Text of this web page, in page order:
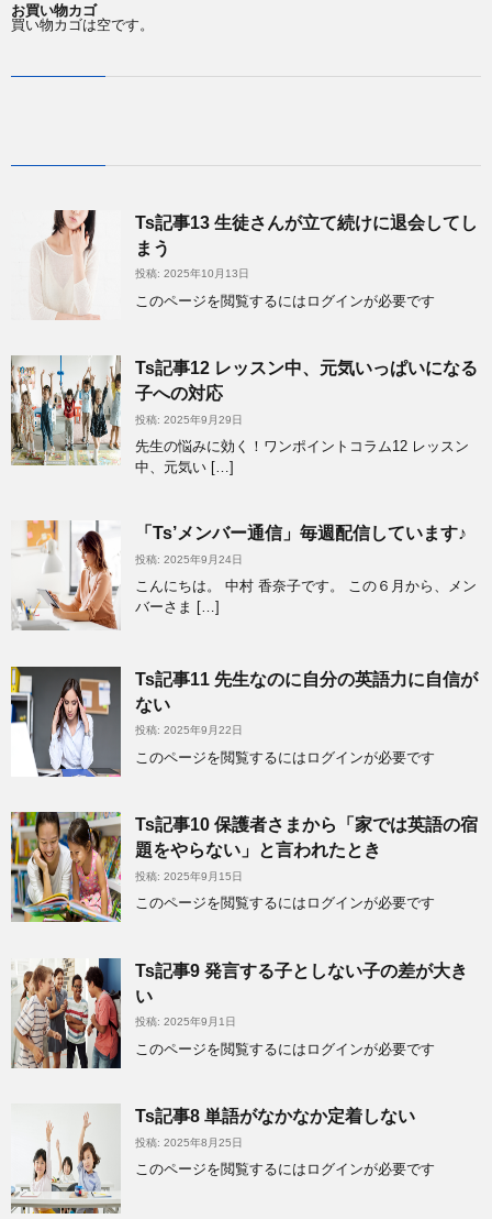
お買い物カゴ
買い物カゴは空です。
Ts記事13 生徒さんが立て続けに退会してし
まう
投稿: 2025年10月13日
このページを閲覧するにはログインが必要です
Ts記事12 レッスン中、元気いっぱいになる
子への対応
投稿: 2025年9月29日
先生の悩みに効く！ワンポイントコラム12 レッスン
中、元気い […]
「Ts’メンバー通信」毎週配信しています♪
投稿: 2025年9月24日
こんにちは。 中村 香奈子です。 この６月から、メン
バーさま […]
Ts記事11 先生なのに自分の英語力に自信が
ない
投稿: 2025年9月22日
このページを閲覧するにはログインが必要です
Ts記事10 保護者さまから「家では英語の宿
題をやらない」と言われたとき
投稿: 2025年9月15日
このページを閲覧するにはログインが必要です
Ts記事9 発言する子としない子の差が大き
い
投稿: 2025年9月1日
このページを閲覧するにはログインが必要です
Ts記事8 単語がなかなか定着しない
投稿: 2025年8月25日
このページを閲覧するにはログインが必要です